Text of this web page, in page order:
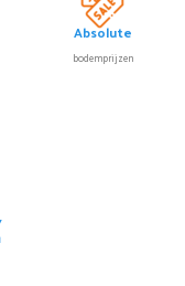
Absolute
bodemprijzen